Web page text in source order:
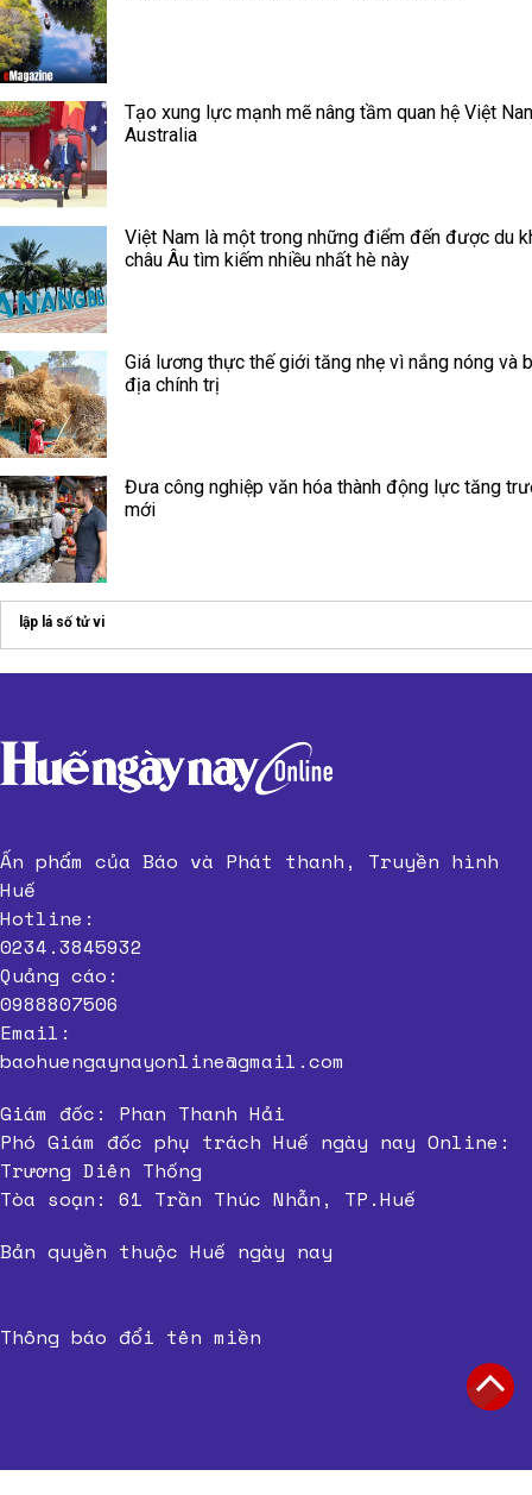
Tạo xung lực mạnh mẽ nâng tầm quan hệ Việt
Australia
Việt Nam là một trong những điểm đến được du
châu Âu tìm kiếm nhiều nhất hè này
Giá lương thực thế giới tăng nhẹ vì nắng nóng và
địa chính trị
Đưa công nghiệp văn hóa thành động lực tăng
mới
lập lá số tử vi
Ấn phẩm của Báo và Phát thanh, Truyền hình
Huế
Hotline:
0234.3845932
Quảng cáo:
0988807506
Email:
baohuengaynayonline@gmail.com
Giám đốc: Phan Thanh Hải
Phó Giám đốc phụ trách Huế ngày nay Online:
Trương Diên Thống
Tòa soạn: 61 Trần Thúc Nhẫn, TP.Huế
Bản quyền thuộc Huế ngày nay
Thông báo đổi tên miền